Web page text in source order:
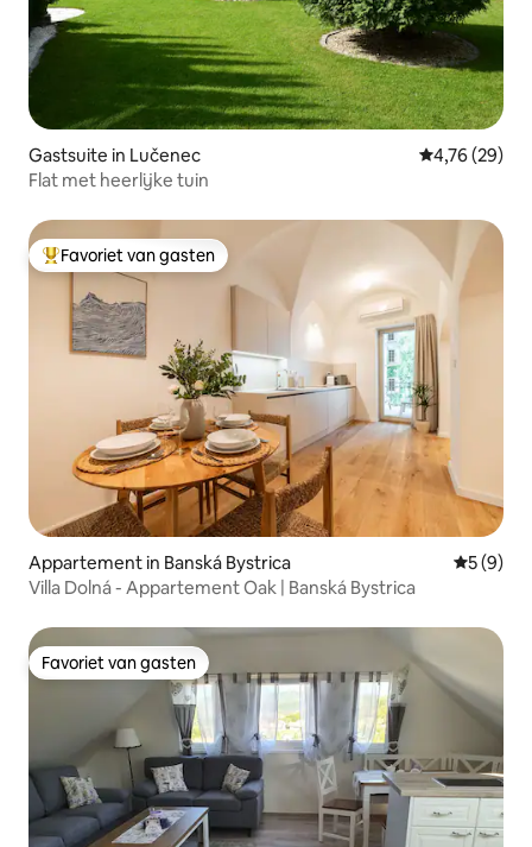
Gastsuite in Lučenec Gemiddelde
4,76 (29)
Flat met heerlijke tuin
Topfavoriet van gasten
Favoriet van gasten
Appartement in Banská Bystrica
5 (9)
Villa Dolná - Appartement Oak | Banská Bystrica
Favoriet van gasten
Favoriet van gasten